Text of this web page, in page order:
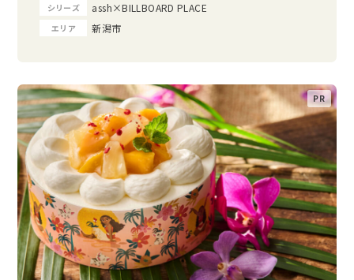
シリーズ assh×BILLBOARD PLACE
エリア 新潟市